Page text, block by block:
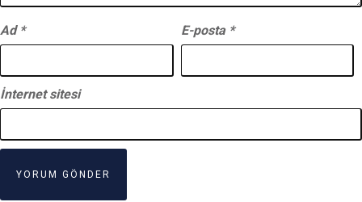
Ad * E-posta *
İnternet sitesi